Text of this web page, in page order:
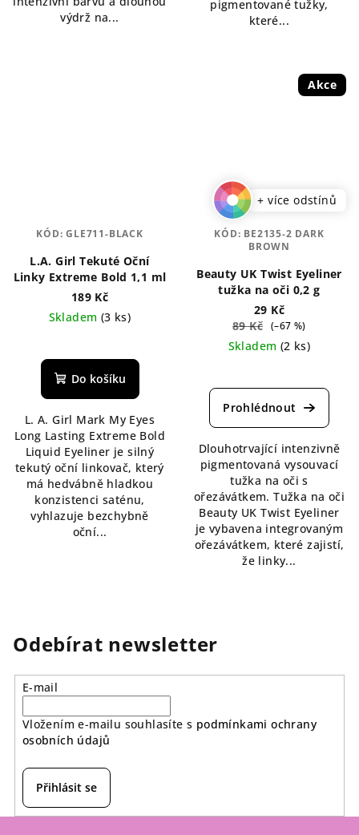
výdrž na...
pigmentované tužky,
které...
L.A. Girl Tekuté Oční
Linky Extreme Bold 1,1 ml
189 Kč
Skladem (3 ks)
hodnocení
produktu
z
5
hvězdiček.
Do košíku
L. A. Girl Mark My Eyes
Long Lasting Extreme Bold
Liquid Eyeliner je silný
tekutý oční linkovač, který
má hedvábně hladkou
konzistenci saténu,
vyhlazuje bezchybně
oční...
KÓD:GLE711-BLACK
Akce
+ více odstínů
Beauty UK Twist Eyeliner
tužka na oči 0,2 g
29 Kč
89 Kč (–67 %)
Skladem (2 ks)
hodnocení
produktu
z
5
hvězdiček.
Dlouhotrvající intenzivně
pigmentovaná vysouvací
tužka na oči s
ořezávátkem. Tužka na oči
Beauty UK Twist Eyeliner
je vybavena integrovaným
ořezávátkem, které zajistí,
že linky...
KÓD: BE2135-2 DARK
BROWN
Odebírat newsletter
E-mail
Vložením e-mailu souhlasíte s podmínkami ochrany
osobních údajů
Přihlásit se